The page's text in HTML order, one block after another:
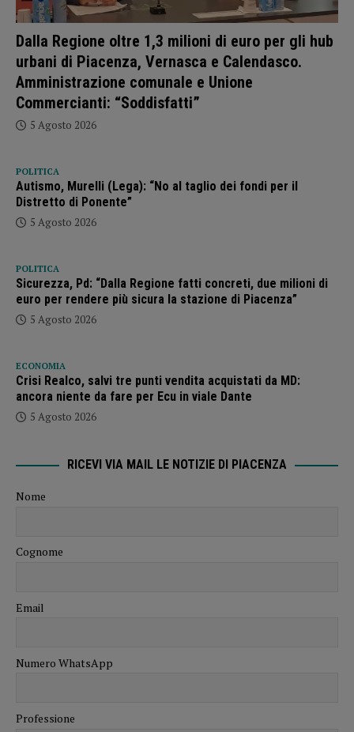
Dalla Regione oltre 1,3 milioni di euro per gli hub
urbani di Piacenza, Vernasca e Calendasco.
Amministrazione comunale e Unione
Commercianti: “Soddisfatti”
5 Agosto 2026
POLITICA
Autismo, Murelli (Lega): “No al taglio dei fondi per il
Distretto di Ponente”
5 Agosto 2026
POLITICA
Sicurezza, Pd: “Dalla Regione fatti concreti, due milioni di
euro per rendere più sicura la stazione di Piacenza”
5 Agosto 2026
ECONOMIA
Crisi Realco, salvi tre punti vendita acquistati da MD:
ancora niente da fare per Ecu in viale Dante
5 Agosto 2026
RICEVI VIA MAIL LE NOTIZIE DI PIACENZA
Nome
Cognome
Email
Numero WhatsApp
Professione